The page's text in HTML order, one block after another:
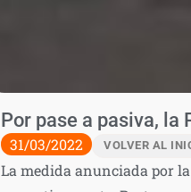
Por pase a pasiva, la
31/03/2022 VOLVER AL
La medida anunciada por